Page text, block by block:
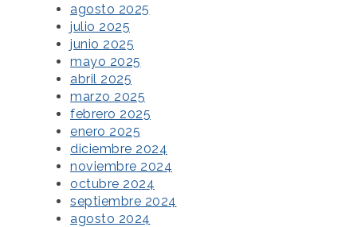
agosto 2025
julio 2025
junio 2025
mayo 2025
abril 2025
marzo 2025
febrero 2025
enero 2025
diciembre 2024
noviembre 2024
octubre 2024
septiembre 2024
agosto 2024